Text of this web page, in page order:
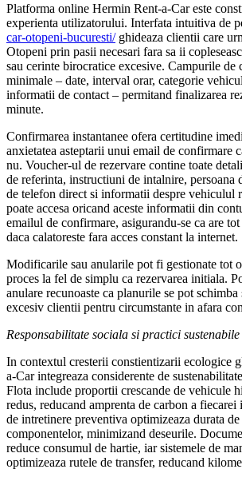
Platforma online Hermin Rent-a-Car este
experienta utilizatorului. Interfata intuitiva de
car-otopeni-bucuresti/ghideaza clientii care
Otopeni prin pasii necesari fara sa ii
sau cerinte birocratice excesive. Campurile de
minimale – date, interval orar, categorie
informatii de contact – permitand finalizarea
minute.
Confirmarea instantanee ofera certitudine
anxietatea asteptarii unui email de confirmare
nu. Voucher-ul de rezervare contine toate
de referinta, instructiuni de intalnire, persoana
de telefon direct si informatii despre vehiculul
poate accesa oricand aceste informatii din
emailul de confirmare, asigurandu-se ca are
daca calatoreste fara acces constant la internet.
Modificarile sau anularile pot fi gestionate tot
proces la fel de simplu ca rezervarea initiala.
anulare recunoaste ca planurile se pot schimba
excesiv clientii pentru circumstante in afara
Responsabilitate sociala si practici sustenabile
In contextul cresterii constientizarii ecologice
a-Car integreaza considerente de
Flota include proportii crescande de vehicule
redus, reducand amprenta de carbon a
de intretinere preventiva optimizeaza durata de
componentelor, minimizand deseurile.
reduce consumul de hartie, iar sistemele de
optimizeaza rutele de transfer, reducand